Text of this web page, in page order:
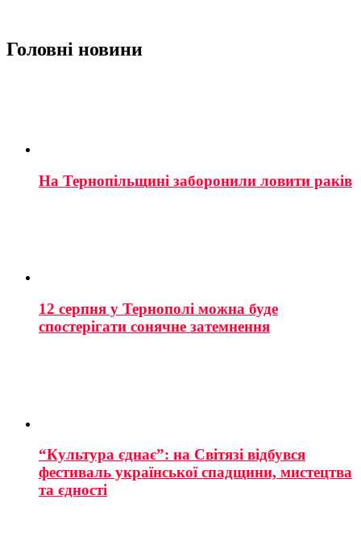
Головні новини
На Тернопільщині заборонили ловити раків
12 серпня у Тернополі можна буде
спостерігати сонячне затемнення
“Культура єднає”: на Світязі відбувся
фестиваль української спадщини, мистецтва
та єдності